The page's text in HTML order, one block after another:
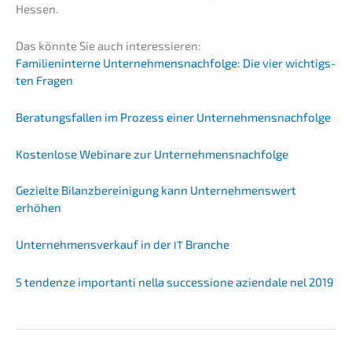
Hessen.
Das könnte Sie auch interessieren:
Famili­en­in­ter­ne Unternehmens­nachfolge: Die vier wichtigs­
ten Fragen
Beratungs­fal­len im Prozess einer Unternehmensnachfolge
Kosten­lo­se Webina­re zur Unternehmensnachfolge
Geziel­te Bilanz­be­rei­ni­gung kann Unter­neh­mens­wert
erhöhen
Unter­nehmens­verkauf in der IT Branche
5 tenden­ze importan­ti nella succes­sio­ne aziend­a­le nel 2019